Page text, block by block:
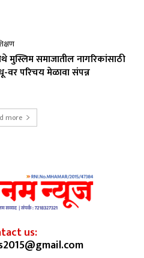
मुस्लिम समाजातील नागरिकांसाठी
वर परिचय मेळावा संपन्न
more
us: